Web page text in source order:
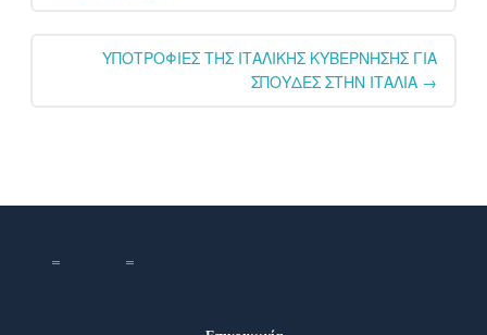
ΥΠΟΤΡΟΦΙΕΣ ΤΗΣ ΙΤΑΛΙΚΗΣ ΚΥΒΕΡΝΗΣΗΣ ΓΙΑ
ΣΠΟΥΔΕΣ ΣΤΗΝ ΙΤΑΛΙΑ →